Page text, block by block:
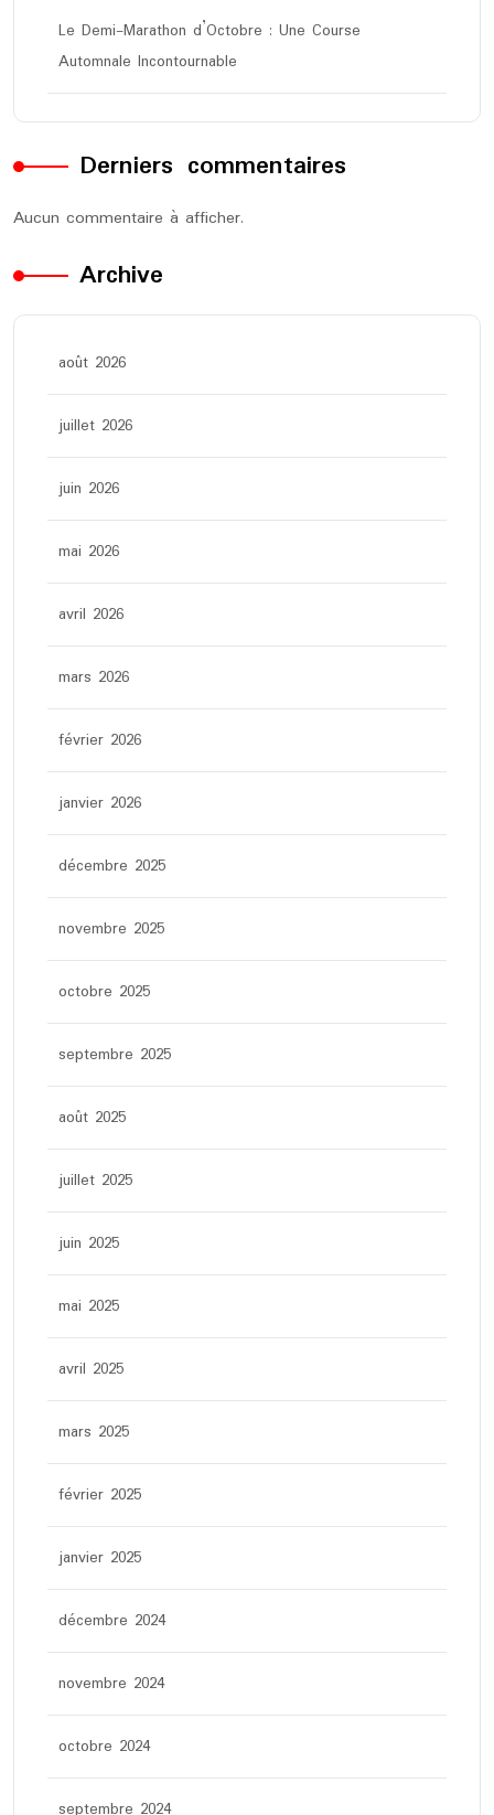
Le Demi-Marathon d’Octobre : Une Course
Automnale Incontournable
Derniers commentaires
Aucun commentaire à afficher.
Archive
août 2026
juillet 2026
juin 2026
mai 2026
avril 2026
mars 2026
février 2026
janvier 2026
décembre 2025
novembre 2025
octobre 2025
septembre 2025
août 2025
juillet 2025
juin 2025
mai 2025
avril 2025
mars 2025
février 2025
janvier 2025
décembre 2024
novembre 2024
octobre 2024
septembre 2024